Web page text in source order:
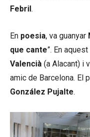
Febril.
En poesia, va guanyar
que cante”. En
Valencià (a Alacant) i
amic de Barcelona. El
González Pujalte.